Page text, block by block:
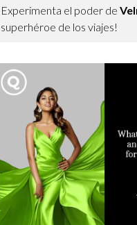
Experimenta el poder de
superhéroe de los viajes!